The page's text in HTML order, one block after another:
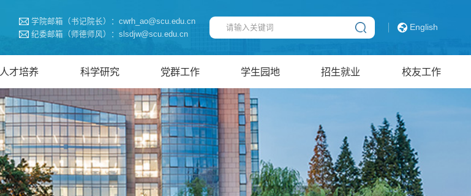
学院邮箱（书记院长）：cwrh_ao@scu.edu.cn
纪委邮箱（师德师风）：slsdjw@scu.edu.cn
English
人才培养 科学研究 党群工作 学生园地 招生就业 校友工作